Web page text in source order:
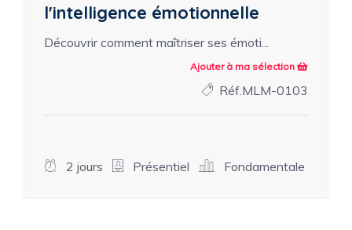
l'intelligence émotionnelle
Découvrir comment maîtriser ses émoti...
Ajouter à ma sélection
Réf.MLM-0103
2 jours Présentiel Fondamentale